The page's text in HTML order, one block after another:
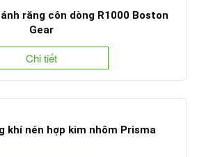
răng côn dòng R1000 Boston
Gear
Chi tiết
khí nén hợp kim nhôm Prisma